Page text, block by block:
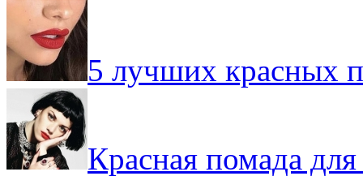
5 лучших красных
Красная помада